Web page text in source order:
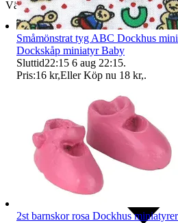
Välj till köparskydd
Småmönstrat tyg ABC Dockhus
Dockskåp miniatyr Baby
Sluttid22:15 6 aug 22:15.
Pris:16 kr,Eller Köp nu 18 kr,.
2st barnskor rosa Dockhus